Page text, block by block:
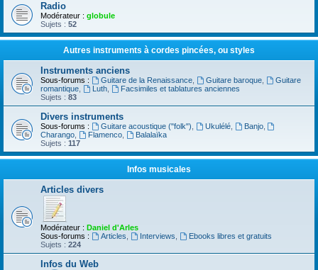
Radio
Modérateur : globule
Sujets : 52
Autres instruments à cordes pincées, ou styles
Instruments anciens
Sous-forums : Guitare de la Renaissance, Guitare baroque,
Guitare
romantique
Luth,
Facsimiles et tablatures anciennes
Sujets : 83
Divers instruments
Sous-forums : Guitare acoustique ("folk") Ukulélé, Banjo,
Charango
Flamenco,
Balalaïka
Sujets : 117
Infos musicales
Articles divers
Modérateur : Daniel d'Arles
Sous-forums :
Articles Interviews
Ebooks libres et gratuits
Sujets : 224
Infos du Web